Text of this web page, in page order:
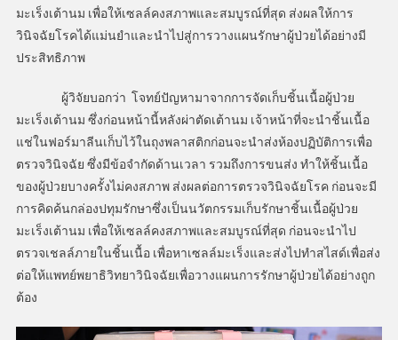
มะเร็งเต้านม เพื่อให้เซลล์คงสภาพและสมบูรณ์ที่สุด ส่งผลให้การ
วินิจฉัยโรคได้แม่นยำและนำไปสู่การวางแผนรักษาผู้ป่วยได้อย่างมี
ประสิทธิภาพ
ผู้วิจัยบอกว่า โจทย์ปัญหามาจากการจัดเก็บชิ้นเนื้อผู้ป่วย
มะเร็งเต้านม ซึ่งก่อนหน้านี้หลังผ่าตัดเต้านม เจ้าหน้าที่จะนำชิ้นเนื้อ
แช่ในฟอร์มาลีนเก็บไว้ในถุงพลาสติกก่อนจะนำส่งห้องปฏิบัติการเพื่อ
ตรวจวินิจฉัย ซึ่งมีข้อจำกัดด้านเวลา รวมถึงการขนส่ง ทำให้ชิ้นเนื้อ
ของผู้ป่วยบางครั้งไม่คงสภาพ ส่งผลต่อการตรวจวินิจฉัยโรค ก่อนจะมี
การคิดค้นกล่องปทุมรักษาซึ่งเป็นนวัตกรรมเก็บรักษาชิ้นเนื้อผู้ป่วย
มะเร็งเต้านม เพื่อให้เซลล์คงสภาพและสมบูรณ์ที่สุด ก่อนจะนำไป
ตรวจเชลล์ภายในชิ้นเนื้อ เพื่อหาเซลล์มะเร็งและส่งไปทำสไสด์เพื่อส่ง
ต่อให้แพทย์พยาธิวิทยาวินิจฉัยเพื่อวางแผนการรักษาผู้ป่วยได้อย่างถูก
ต้อง